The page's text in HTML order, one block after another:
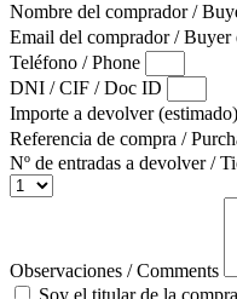
Nombre del comprador /
Email del comprador / Buyer
Teléfono / Phone
DNI / CIF / Doc ID
Importe a devolver
Referencia de compra /
Nº de entradas a devolver /
Observaciones / Comments